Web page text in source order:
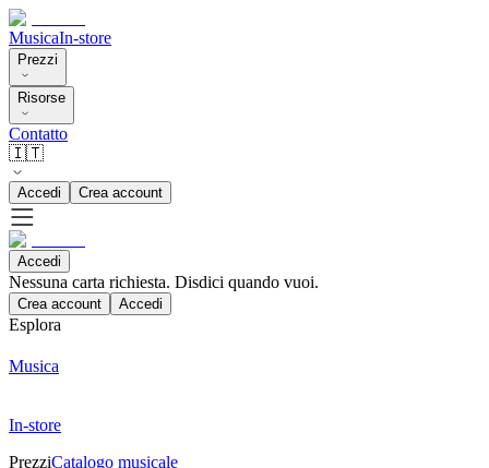
MusicaIn-store
Prezzi
Risorse
Contatto
🇮🇹
Accedi Crea account
Accedi
Nessuna carta richiesta. Disdici quando vuoi.
Crea account Accedi
Esplora
Musica
In-store
PrezziCatalogo musicale